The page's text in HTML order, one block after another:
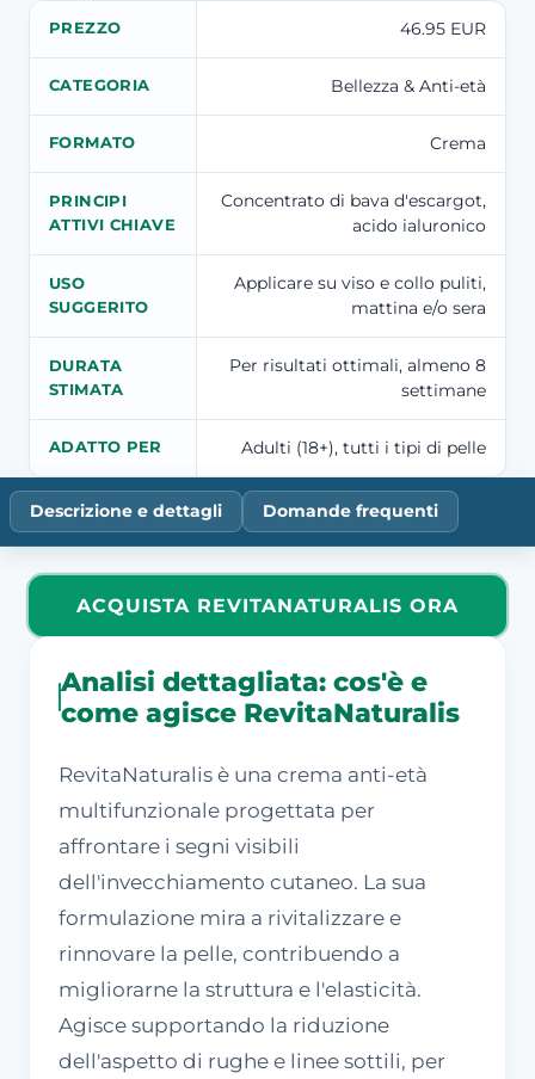
PREZZO 46.95 EUR
CATEGORIA Bellezza & Anti-età
FORMATO Crema
PRINCIPI
ATTIVI CHIAVE
Concentrato di bava d'escargot,
acido ialuronico
USO
SUGGERITO
Applicare su viso e collo puliti,
mattina e/o sera
DURATA
STIMATA
Per risultati ottimali, almeno 8
settimane
ADATTO PER Adulti (18+), tutti i tipi di pelle
Descrizione e dettagli Domande frequenti
ACQUISTA REVITANATURALIS ORA
Analisi dettagliata: cos'è e
come agisce RevitaNaturalis
RevitaNaturalis è una crema anti-età
multifunzionale progettata per
affrontare i segni visibili
dell'invecchiamento cutaneo. La sua
formulazione mira a rivitalizzare e
rinnovare la pelle, contribuendo a
migliorarne la struttura e l'elasticità.
Agisce supportando la riduzione
dell'aspetto di rughe e linee sottili, per